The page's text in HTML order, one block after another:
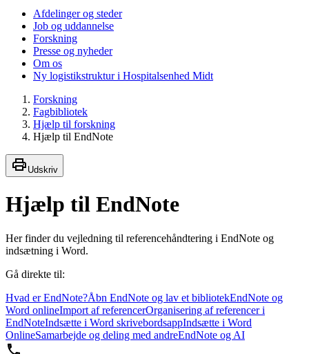
Afdelinger og steder
Job og uddannelse
Forskning
Presse og nyheder
Om os
Ny logistikstruktur i Hospitalsenhed Midt
Forskning
Fagbibliotek
Hjælp til forskning
Hjælp til EndNote
Udskriv
Hjælp til EndNote
Her finder du vejledning til referencehåndtering i EndNote og
indsætning i Word.
Gå direkte til:
Hvad er EndNote?Åbn EndNote og lav et bibliotekEndNote og
Word onlineImport af referencerOrganisering af referencer i
EndNoteIndsætte i Word skrivebordsappIndsætte i Word
OnlineSamarbejde og deling med andreEndNote og AI